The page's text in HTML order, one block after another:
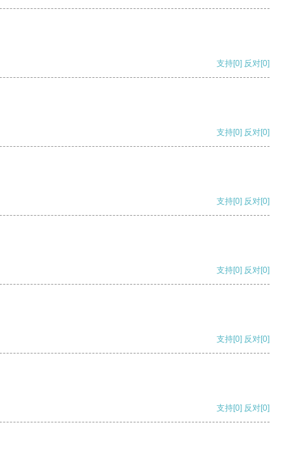
支持[0] 反对[0]
支持[0] 反对[0]
支持[0] 反对[0]
支持[0] 反对[0]
支持[0] 反对[0]
支持[0] 反对[0]